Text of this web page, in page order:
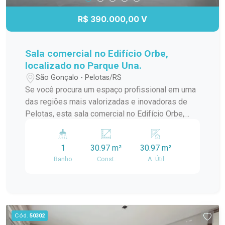
R$ 390.000,00 V
Sala comercial no Edifício Orbe,
localizado no Parque Una.
São Gonçalo - Pelotas/RS
Se você procura um espaço profissional em uma
das regiões mais valorizadas e inovadoras de
Pelotas, esta sala comercial no Edifício Orbe,
imóvel reúne modernidade, excelente iluminação
natural e versatilidade, proporcionando o
ambiente perfeito para empresas que desejam
1
Banho
30.97 m²
Const.
30.97 m²
A. Útil
Cód. 50302